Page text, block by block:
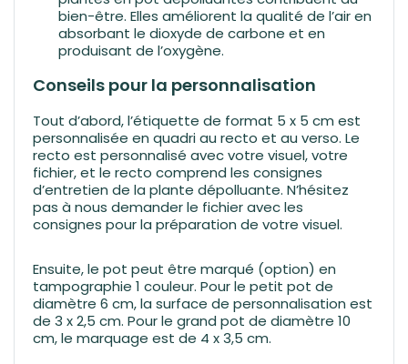
bien-être. Elles améliorent la qualité de l’air en
absorbant le dioxyde de carbone et en
produisant de l’oxygène.
Conseils pour la personnalisation
Tout d’abord, l’étiquette de format 5 x 5 cm est
personnalisée en quadri au recto et au verso. Le
recto est personnalisé avec votre visuel, votre
fichier, et le recto comprend les consignes
d’entretien de la plante dépolluante. N’hésitez
pas à nous demander le fichier avec les
consignes pour la préparation de votre visuel.
Ensuite, le pot peut être marqué (option) en
tampographie 1 couleur. Pour le petit pot de
diamètre 6 cm, la surface de personnalisation est
de 3 x 2,5 cm. Pour le grand pot de diamètre 10
cm, le marquage est de 4 x 3,5 cm.